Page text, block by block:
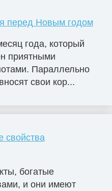
перед Новым годом
года, который
приятными
Параллельно
свои кор...
свойства
богатые
и они имеют